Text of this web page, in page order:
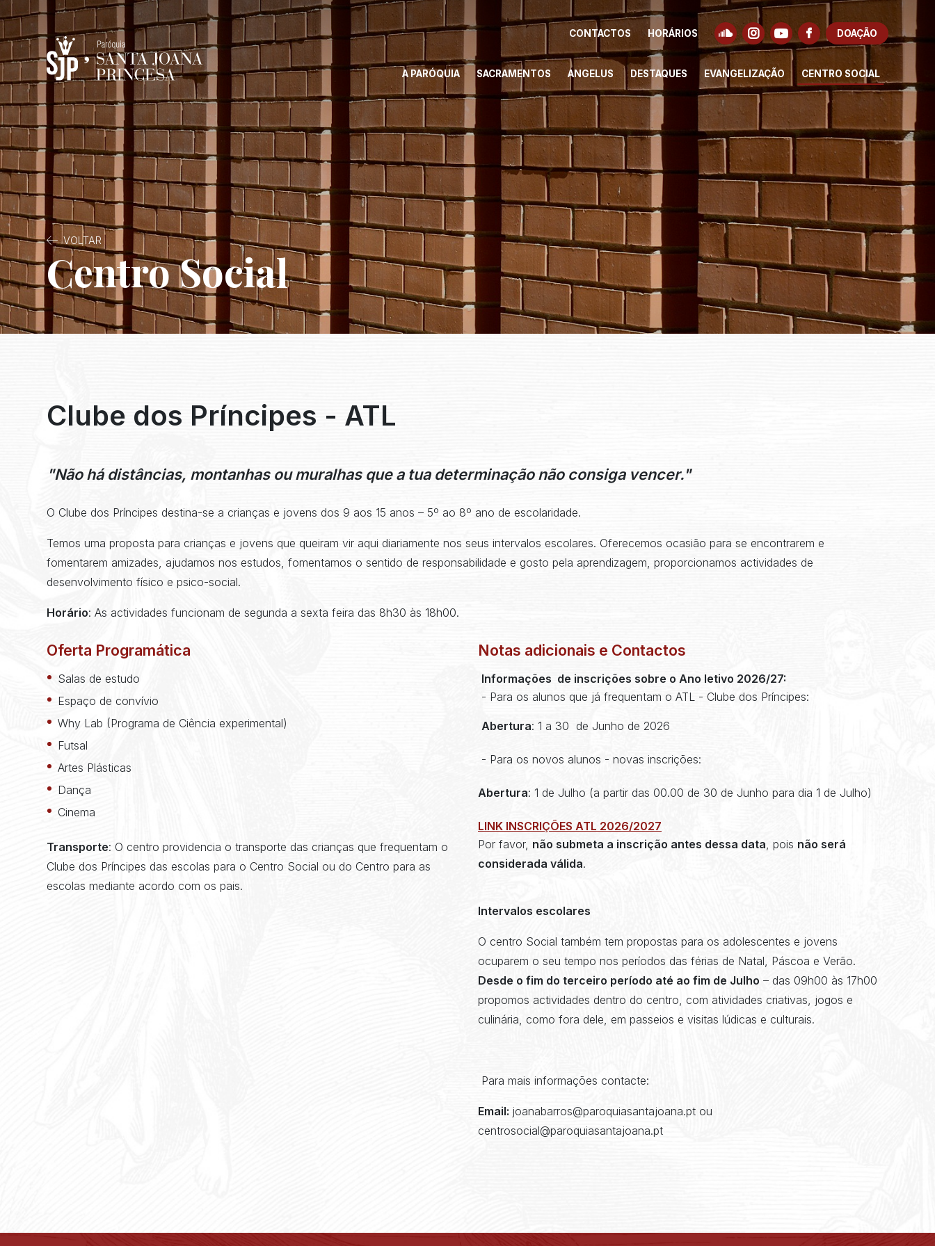
CONTACTOS HORÁRIOS DOAÇÃO
A PARÓQUIA SACRAMENTOS ANGELUS DESTAQUES EVANGELIZAÇÃO CENTRO SOCIAL
VOLTAR
Centro Social
Clube dos Príncipes - ATL
"Não há distâncias, montanhas ou muralhas que a tua determinação não consiga vencer."
O Clube dos Príncipes destina-se a crianças e jovens dos 9 aos 15 anos – 5º ao 8º ano de escolaridade.
Temos uma proposta para crianças e jovens que queiram vir aqui diariamente nos seus intervalos escolares. Oferecemos ocasião para se encontrarem e
fomentarem amizades, ajudamos nos estudos, fomentamos o sentido de responsabilidade e gosto pela aprendizagem, proporcionamos actividades de
desenvolvimento físico e psico-social.
Horário: As actividades funcionam de segunda a sexta feira das 8h30 às 18h00.
Oferta Programática
Salas de estudo
Espaço de convívio
Why Lab (Programa de Ciência experimental)
Futsal
Artes Plásticas
Dança
Cinema
Transporte: O centro providencia o transporte das crianças que frequentam o
Clube dos Príncipes das escolas para o Centro Social ou do Centro para as
escolas mediante acordo com os pais.
Notas adicionais e Contactos
Informações de inscrições sobre o Ano letivo 2026/27:
- Para os alunos que já frequentam o ATL - Clube dos Príncipes:
Abertura: 1 a 30 de Junho de 2026
- Para os novos alunos - novas inscrições:
Abertura: 1 de Julho (a partir das 00.00 de 30 de Junho para dia 1 de Julho)
LINK INSCRIÇÕES ATL 2026/2027
Por favor, não submeta a inscrição antes dessa data, pois não será
considerada válida.
Intervalos escolares
O centro Social também tem propostas para os adolescentes e jovens
ocuparem o seu tempo nos períodos das férias de Natal, Páscoa e Verão.
Desde o fim do terceiro período até ao fim de Julho – das 09h00 às 17h00
propomos actividades dentro do centro, com atividades criativas, jogos e
culinária, como fora dele, em passeios e visitas lúdicas e culturais.
Para mais informações contacte:
Email: joanabarros@paroquiasantajoana.pt ou
centrosocial@paroquiasantajoana.pt